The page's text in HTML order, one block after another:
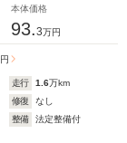
本体価格
93.3万円
円
走行 1.6万km
修復
なし
整備
法定整備付